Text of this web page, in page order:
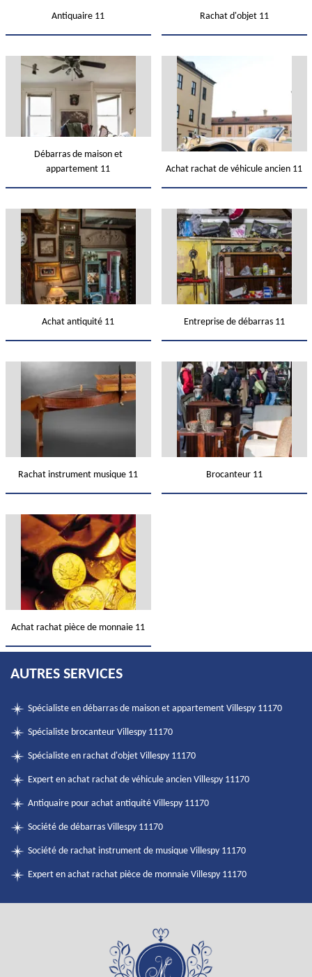
Antiquaire 11 Rachat d'objet 11
Débarras de maison et
appartement 11
Achat rachat de véhicule ancien 11
Achat antiquité 11 Entreprise de débarras 11
Rachat instrument musique 11 Brocanteur 11
Achat rachat pièce de monnaie 11
AUTRES SERVICES
Spécialiste en débarras de maison et appartement Villespy 11170
Spécialiste brocanteur Villespy 11170
Spécialiste en rachat d'objet Villespy 11170
Expert en achat rachat de véhicule ancien Villespy 11170
Antiquaire pour achat antiquité Villespy 11170
Société de débarras Villespy 11170
Société de rachat instrument de musique Villespy 11170
Expert en achat rachat pièce de monnaie Villespy 11170